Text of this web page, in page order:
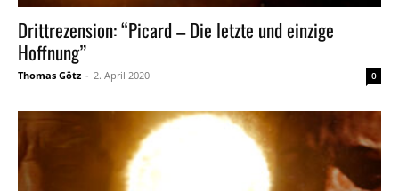
Drittrezension: “Picard – Die letzte und einzige
Hoffnung”
Thomas Götz - 2. April 2020 0